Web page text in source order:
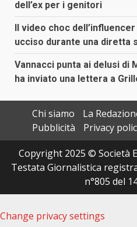
dell’ex per i genitori
Il video choc
ucciso durante una diretta
Vannacci punta ai delusi di
ha inviato una lettera a
Chi siamo
La
Pubblicità
Privacy
Copyright 2025 © Società
Testata Giornalistica
n°805 del
Change privacy settings